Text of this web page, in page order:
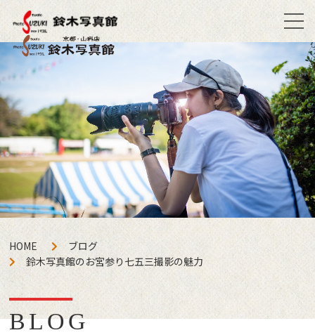
HOME
ブログ
鈴木写真館のお宮参り七五三撮影の魅力
BLOG